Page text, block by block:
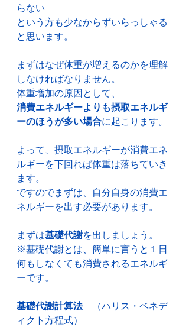
らない
という方も少なからずいらっしゃる
と思います。
まずはなぜ体重が増えるのかを理解
しなければなりません。
体重増加の原因として、
消費エネルギーよりも摂取エネルギ
ーのほうが多い場合に起こります。
よって、摂取エネルギーが消費エネ
ルギーを下回れば体重は落ちていき
ます。
ですのでまずは、自分自身の消費エ
ネルギーを出す必要があります。
まずは基礎代謝を出しましょう。
※基礎代謝とは、簡単に言うと１日
何もしなくても消費されるエネルギ
ーです。
基礎代謝計算法 （ハリス・ベネデ
ィクト方程式）